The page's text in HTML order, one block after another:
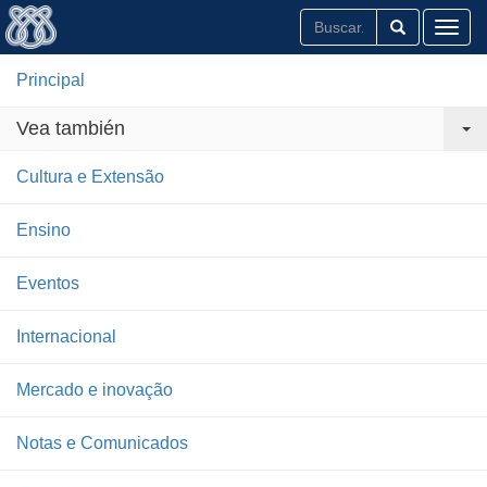
Principal
Vea también
Cultura e Extensão
Ensino
Eventos
Internacional
Mercado e inovação
Notas e Comunicados